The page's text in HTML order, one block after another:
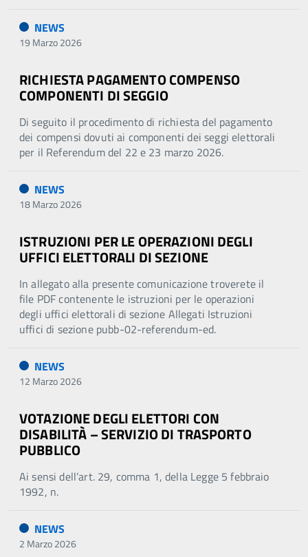
NEWS
19 Marzo 2026
RICHIESTA PAGAMENTO COMPENSO
COMPONENTI DI SEGGIO
Di seguito il procedimento di richiesta del pagamento
dei compensi dovuti ai componenti dei seggi elettorali
per il Referendum del 22 e 23 marzo 2026.
NEWS
18 Marzo 2026
ISTRUZIONI PER LE OPERAZIONI DEGLI
UFFICI ELETTORALI DI SEZIONE
In allegato alla presente comunicazione troverete il
file PDF contenente le istruzioni per le operazioni
degli uffici elettorali di sezione Allegati Istruzioni
uffici di sezione pubb-02-referendum-ed.
NEWS
12 Marzo 2026
VOTAZIONE DEGLI ELETTORI CON
DISABILITÀ – SERVIZIO DI TRASPORTO
PUBBLICO
Ai sensi dell’art. 29, comma 1, della Legge 5 febbraio
1992, n.
NEWS
2 Marzo 2026